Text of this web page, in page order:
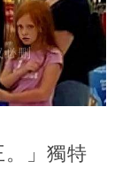
。」獨特